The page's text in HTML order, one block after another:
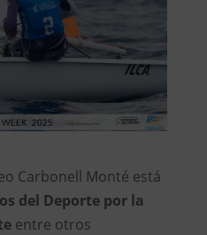
Carbonell Monté está
del Deporte por la
entre otros